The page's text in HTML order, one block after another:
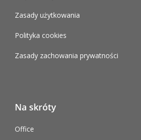
Zasady użytkowania
Polityka cookies
Zasady zachowania prywatności
Na skróty
Office